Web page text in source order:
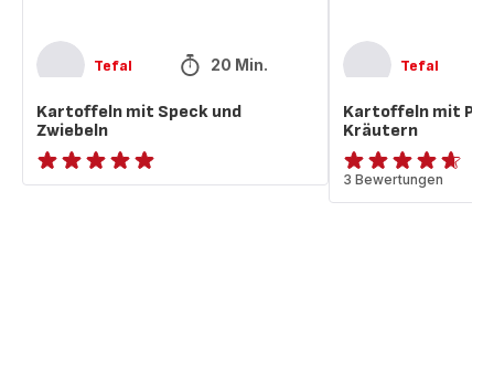
Tefal 20 Min.
Kartoffeln mit Speck und
Zwiebeln
ratings.NaN
Tefal
Kartoffeln mit
Kräutern
ratings.4.6
3 Bewertungen